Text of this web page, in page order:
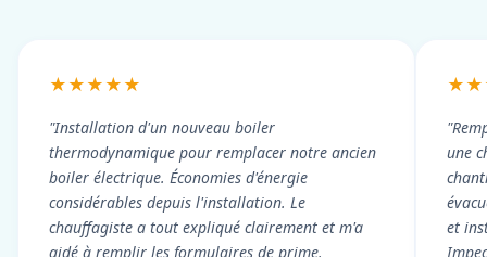
★★★★★
"Installation d'un nouveau boiler
thermodynamique pour remplacer notre ancien
boiler électrique. Économies d'énergie
considérables depuis l'installation. Le
chauffagiste a tout expliqué clairement et m'a
aidé à remplir les formulaires de prime.
une
et